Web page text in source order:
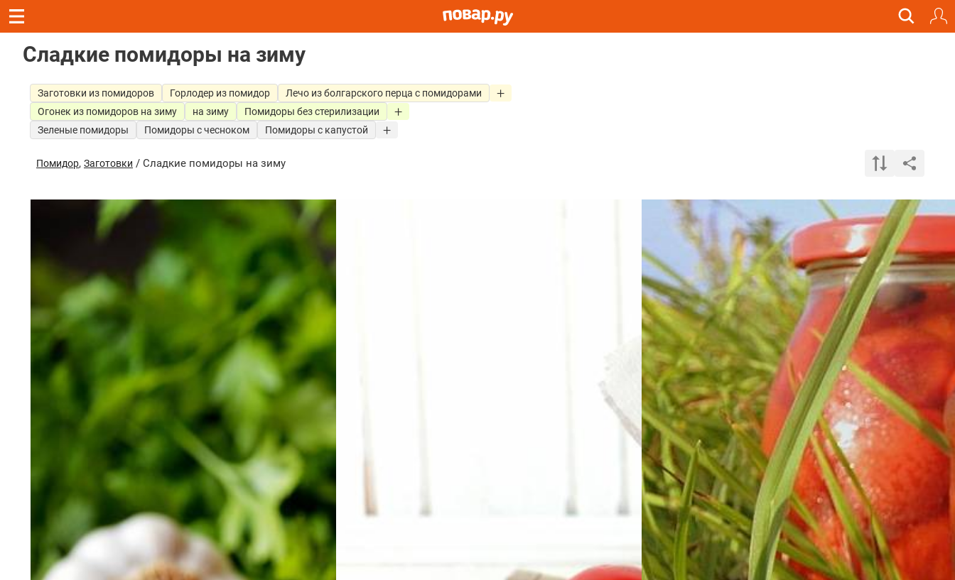
Сладкие помидоры на зиму
Заготовки из помидоров Горлодер из помидор
Лечо из болгарского перца с помидорами
Огонек из помидоров на зиму
на зиму
Помидоры без стерилизации
Зеленые помидоры
Помидоры с чесноком Помидоры с капустой
Помидор, Заготовки / Сладкие помидоры на зиму